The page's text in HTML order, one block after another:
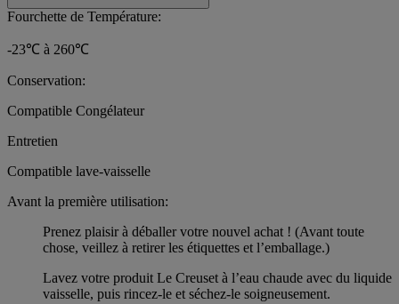
Fourchette de Température:
-23℃ à 260℃
Conservation:
Compatible Congélateur
Entretien
Compatible lave-vaisselle
Avant la première utilisation:
Prenez plaisir à déballer votre nouvel achat ! (Avant toute
chose, veillez à retirer les étiquettes et l’emballage.)
Lavez votre produit Le Creuset à l’eau chaude avec du liquide
vaisselle, puis rincez-le et séchez-le soigneusement.